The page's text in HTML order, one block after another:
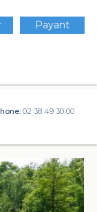
Payant
02 38 49 30 00